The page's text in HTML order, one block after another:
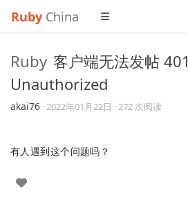
Ruby China
Ruby 客户端无法发帖 401
Unauthorized
akai76 ·2022年01月22日 · 272 次阅读
有人遇到这个问题吗？